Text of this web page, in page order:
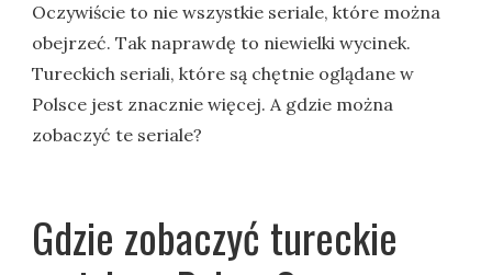
Oczywiście to nie wszystkie seriale, które można
obejrzeć. Tak naprawdę to niewielki wycinek.
Tureckich seriali, które są chętnie oglądane w
Polsce jest znacznie więcej. A gdzie można
zobaczyć te seriale?
Gdzie zobaczyć tureckie